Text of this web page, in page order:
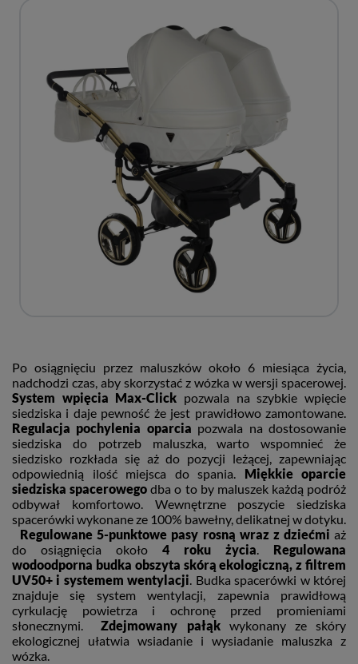
Po osiągnięciu przez maluszków około 6 miesiąca życia,
nadchodzi czas, aby skorzystać z wózka w wersji spacerowej.
System wpięcia Max-Click pozwala na szybkie wpięcie
siedziska i daje pewność że jest prawidłowo zamontowane.
Regulacja pochylenia oparcia pozwala na dostosowanie
siedziska do potrzeb maluszka, warto wspomnieć że
siedzisko rozkłada się aż do pozycji leżącej, zapewniając
odpowiednią ilość miejsca do spania. Miękkie oparcie
siedziska spacerowego dba o to by maluszek każdą podróż
odbywał komfortowo.Wewnętrzne poszycie siedziska
spacerówki wykonane ze 100% bawełny, delikatnej w dotyku.
Regulowane 5-punktowe pasy rosną wraz z dziećmi aż
do osiągnięcia około 4 roku życia. Regulowana
wodoodporna budka obszyta skórą ekologiczną, z filtrem
UV50+ i systemem wentylacji. Budka spacerówki w której
znajduje się system wentylacji, zapewnia prawidłową
cyrkulację powietrza i ochronę przed promieniami
słonecznymi.Zdejmowany pałąkwykonany ze skóry
ekologicznej ułatwia wsiadanie i wysiadanie maluszka z
wózka.